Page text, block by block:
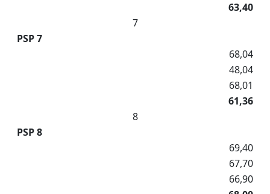
63,40
7
PSP 7
68,04
48,04
68,01
61,36
8
PSP 8
69,40
67,70
66,90